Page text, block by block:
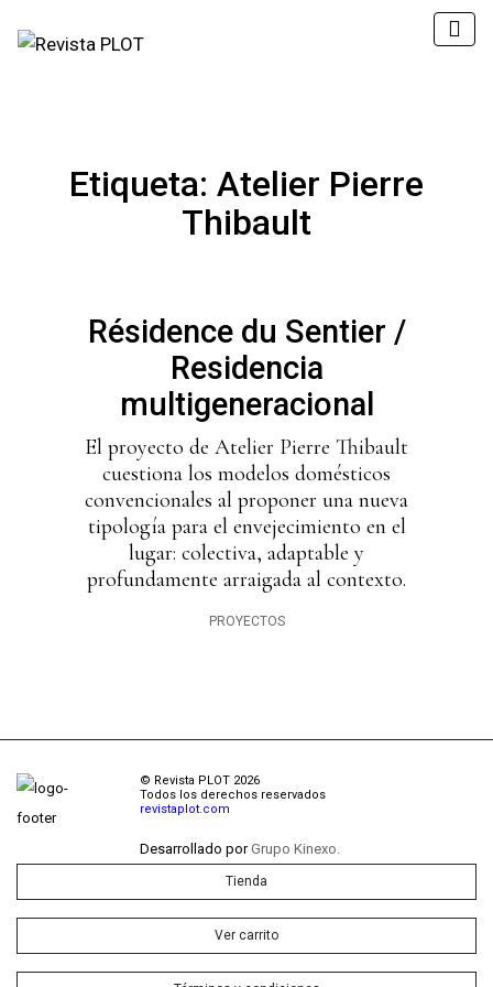
Etiqueta: Atelier Pierre
Thibault
Résidence du Sentier /
Residencia
multigeneracional
El proyecto de Atelier Pierre Thibault
cuestiona los modelos domésticos
convencionales al proponer una nueva
tipología para el envejecimiento en el
lugar: colectiva, adaptable y
profundamente arraigada al contexto.
PROYECTOS
© Revista PLOT 2026
Todos los derechos reservados
revistaplot.com
Desarrollado porGrupo Kinexo.
Tienda
Ver carrito